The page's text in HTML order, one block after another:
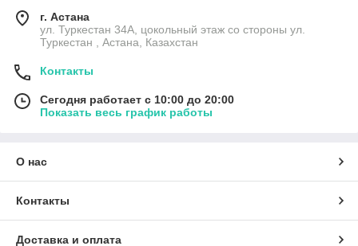
г. Астана
ул. Туркестан 34А, цокольный этаж со стороны ул.
Туркестан , Астана, Казахстан
Контакты
Сегодня работает с 10:00 до 20:00
Показать весь график работы
О нас
Контакты
Доставка и оплата